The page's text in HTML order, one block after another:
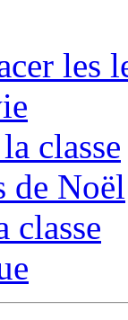
les
classe
de Noël
classe